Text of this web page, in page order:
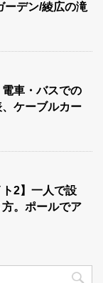
ーデン/綾広の滝
電車・バスでの
ケーブルカー
ト2】一人で設
。ポールでア